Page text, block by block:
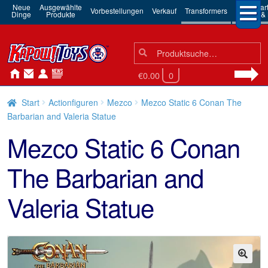
Neue
Dinge
Ausgewählte
Produkte Vorbestellungen Verkauf Transformers 3rd
Robots
Suchen
nach:
Suche
€0.00 0
Start Actionfiguren Mezco
Mezco Static 6 Conan The
Barbarian and Valeria Statue
Mezco Static 6 Conan
The Barbarian and
Valeria Statue